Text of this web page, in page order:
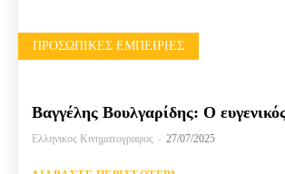
ΠΡΟΣΩΠΙΚΈΣ ΕΜΠΕΙΡΊΕΣ
Βαγγέλης Βουλγαρίδης: Ο
Ελληνικος Κινηματογραφος - 27/07/2025